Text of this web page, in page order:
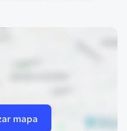
mapa